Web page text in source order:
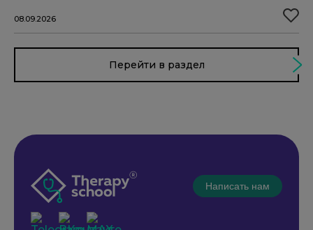
08.09.2026
Перейти в раздел
Написать нам